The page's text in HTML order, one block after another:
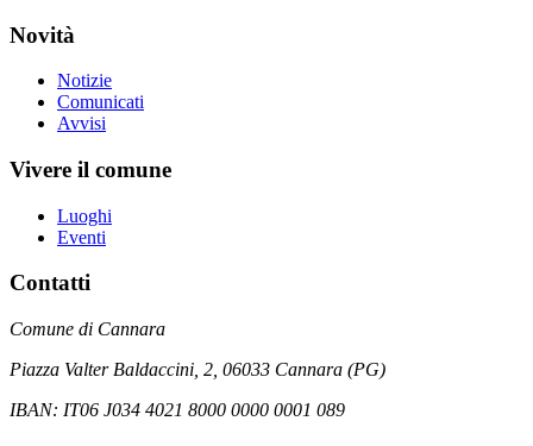
Novità
Notizie
Comunicati
Avvisi
Vivere il comune
Luoghi
Eventi
Contatti
Comune di Cannara
Piazza Valter Baldaccini, 2, 06033 Cannara (PG)
IBAN: IT06 J034 4021 8000 0000 0001 089